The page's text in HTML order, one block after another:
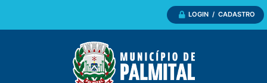
LOGIN / CADASTRO